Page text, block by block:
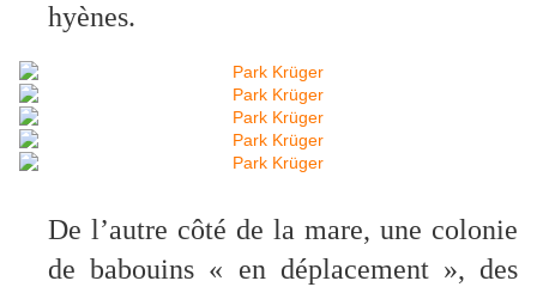
hyènes.
De l’autre côté de la mare, une colonie
de babouins « en déplacement », des